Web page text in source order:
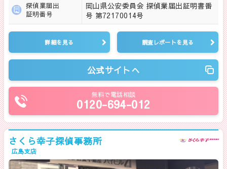
探偵業届出
証明番号
岡山県公安委員会 探偵業届出証明書番
号 第72170014号
詳細を見る 調査レポートを見る
公式サイトへ
無料で電話相談
0120-694-012
さくら幸子探偵事務所
広島支店